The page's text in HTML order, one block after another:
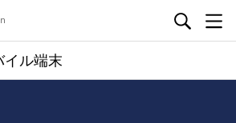
イル端末